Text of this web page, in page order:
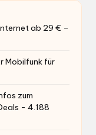
ab 29 € –
Mobilfunk für
zum
- 4.188